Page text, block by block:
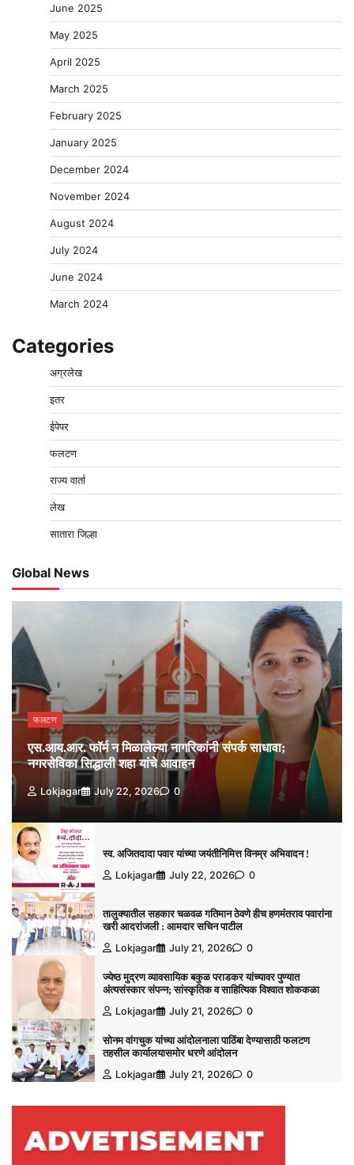
June 2025
May 2025
April 2025
March 2025
February 2025
January 2025
December 2024
November 2024
August 2024
July 2024
June 2024
March 2024
Categories
अग्रलेख
इतर
ईपेपर
फलटण
राज्य वार्ता
लेख
सातारा जिल्हा
Global News
फलटण
एस.आय.आर. फॉर्म न मिळालेल्या नागरिकांनी संपर्क साधावा;
नगरसेविका सिद्धाली शहा यांचे आवाहन
Lokjagar July 22, 2026 0
स्व. अजितदादा पवार यांच्या जयंतीनिमित्त विनम्र अभिवादन !
Lokjagar
July 22, 2026 0
तालुक्यातील सहकार चळवळ गतिमान ठेवणे हीच हणमंतराव पवारांना
खरी आदरांजली : आमदार सचिन पाटील
Lokjagar
July 21, 2026 0
ज्येष्ठ मुद्रण व्यावसायिक बकुळ पराडकर यांच्यावर पुण्यात
अंत्यसंस्कार संपन्न; सांस्कृतिक व साहित्यिक विश्‍वात शोककळा
Lokjagar
July 21, 2026 0
सोनम वांगचुक यांच्या आंदोलनाला पाठिंबा देण्यासाठी फलटण
तहसील कार्यालयासमोर धरणे आंदोलन
Lokjagar
July 21, 2026 0